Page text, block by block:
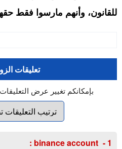
للقانون، وأنهم مارسوا فقط
تعليقات
بإمكانكم تغيير عرض
binance account
: